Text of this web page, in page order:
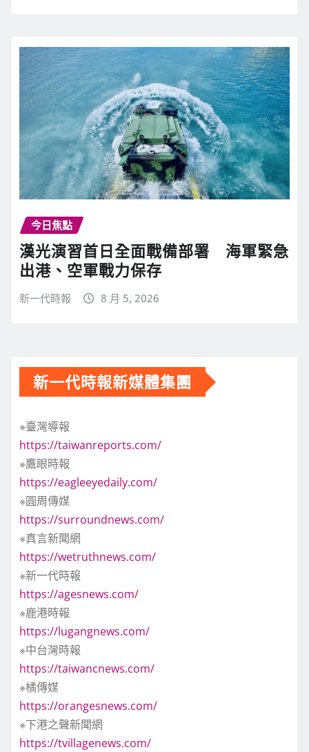
今日焦點
漢光演習首日全面戰備部署 海軍緊急
出港、空軍戰力保存
新一代時報 8 月 5, 2026
新一代時報新媒體集團
※臺灣導報
https://taiwanreports.com/
※鷹眼時報
https://eagleeyedaily.com/
※圓周傳媒
https://surroundnews.com/
※真言新聞網
https://wetruthnews.com/
※新一代時報
https://agesnews.com/
※鹿港時報
https://lugangnews.com/
※中台灣時報
https://taiwancnews.com/
※橘傳媒
https://orangesnews.com/
※下港之聲新聞網
https://tvillagenews.com/